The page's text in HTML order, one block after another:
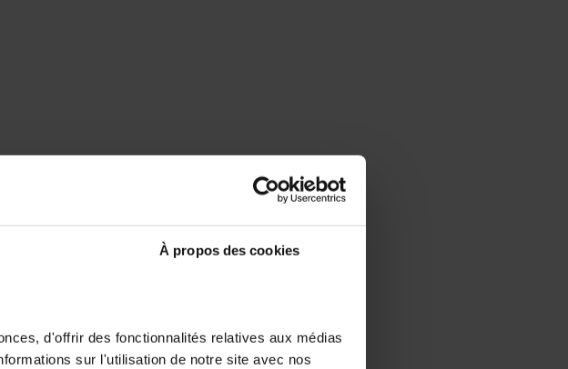
À propos des cookies
d'offrir des fonctionnalités relatives aux médias
sur l'utilisation de notre site avec nos